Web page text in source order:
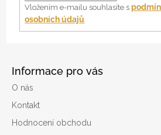
Informace pro vás
O nás
Kontakt
Hodnocení obchodu
Vložením e-mailu souhlasíte s
osobních údajů